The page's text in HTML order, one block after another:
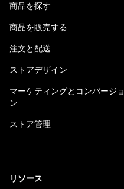
商品を探す
商品を販売する
注文と配送
ストアデザイン
マーケティングとコンバージョ
ン
ストア管理
リソース